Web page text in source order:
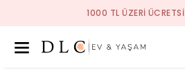
1000 TL ÜZERI